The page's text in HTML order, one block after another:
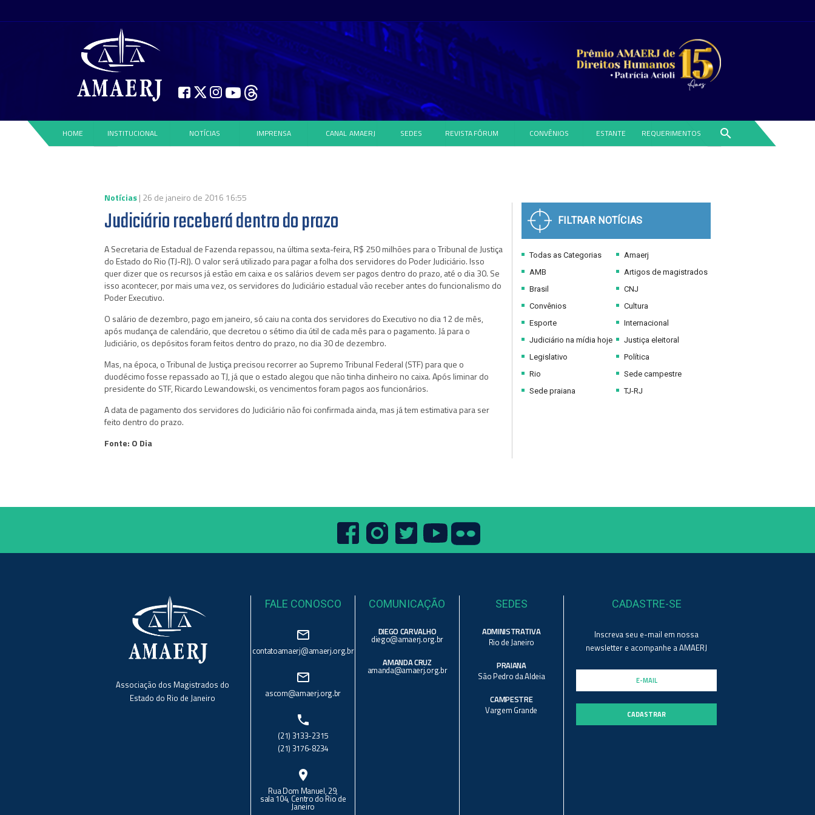
HOME INSTITUCIONAL NOTÍCIAS IMPRENSA CANAL AMAERJ SEDES REVISTAFÓRUM CONVÊNIOS ESTANTE REQUERIMENTOS search
Notícias| 26 de janeiro de 2016 16:55
Judiciário receberá dentro do prazo
A Secretaria de Estadual de Fazenda repassou, na última sexta-feira, R$ 250 milhões para o Tribunal de Justiça
do Estado do Rio (TJ-RJ). O valor será utilizado para pagar a folha dos servidores do Poder Judiciário. Isso
quer dizer que os recursos já estão em caixa e os salários devem ser pagos dentro do prazo, até o dia 30. Se
isso acontecer, por mais uma vez, os servidores do Judiciário estadual vão receber antes do funcionalismo do
Poder Executivo.
O salário de dezembro, pago em janeiro, só caiu na conta dos servidores do Executivo no dia 12 de mês,
após mudança de calendário, que decretou o sétimo dia útil de cada mês para o pagamento. Já para o
Judiciário, os depósitos foram feitos dentro do prazo, no dia 30 de dezembro.
Mas, na época, o Tribunal de Justiça precisou recorrer ao Supremo Tribunal Federal (STF) para que o
duodécimo fosse repassado ao TJ, já que o estado alegou que não tinha dinheiro no caixa. Após liminar do
presidente do STF, Ricardo Lewandowski, os vencimentos foram pagos aos funcionários.
A data de pagamento dos servidores do Judiciário não foi confirmada ainda, mas já tem estimativa para ser
feito dentro do prazo.
Fonte: O Dia
FILTRAR NOTÍCIAS
Todas as Categorias
AMB
Brasil
Convênios
Esporte
Judiciário na mídia hoje
Legislativo
Rio
Sede praiana
Amaerj
Artigos de magistrados
CNJ
Cultura
Internacional
Justiça eleitoral
Política
Sede campestre
TJ-RJ
Associação dos Magistrados do
Estado do Rio de Janeiro
FALE CONOSCO
mail_outline
contatoamaerj@amaerj.org.br
mail_outline
ascom@amaerj.org.br
phone
(21) 3133-2315
(21) 3176-8234
location_on
Rua Dom Manuel, 29,
sala 104, Centro do Rio de
Janeiro
COMUNICAÇÃO
DIEGO CARVALHO
diego@amaerj.org.br
AMANDA CRUZ
amanda@amaerj.org.br
SEDES
ADMINISTRATIVA
Rio de Janeiro
PRAIANA
São Pedro da Aldeia
CAMPESTRE
Vargem Grande
CADASTRE-SE
Inscreva seu e-mail em nossa
newsletter e acompanhe a AMAERJ